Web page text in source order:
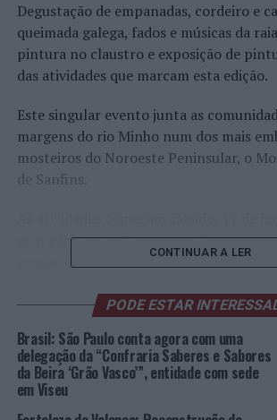
Degustação de empanadas, cordeiro e
queimada galega, fados e músicas da
pintura no claustro e exposição de
das atividades que marcam esta edição.
Este singular evento junta as
margens do rio Minho num dos mais
mosteiros do Noroeste Peninsular, o
de Sanfins.
com a iniciativa Pintura no Claustro que
proporcionar aos pintores interessados
Para as 19h00 está programada uma
Sanfins, seguido do canto na capela às
21h00 despertam-se os paladares para a
empanadas, de cordeiro à Sanfins
lenha, com arroz do pingo,
CONTINUAR A LER
PODE ESTAR
Brasil: São Paulo conta agora com uma
delegação da “Confraria Saberes e Sabores
da Beira ‘Grão Vasco’”, entidade com sede
em Viseu